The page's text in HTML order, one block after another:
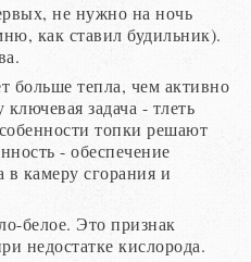
не нужно на ночь
как ставил будильник).
больше тепла, чем активно
задача - тлеть
топки решают
- обеспечение
в камеру сгорания и
белое. Это признак
недостатке кислорода.